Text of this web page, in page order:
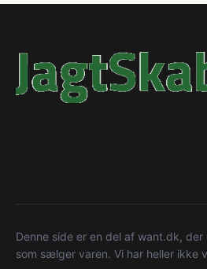
Denne side er en del af want.dk,
som sælger varen. Vi har heller ikke